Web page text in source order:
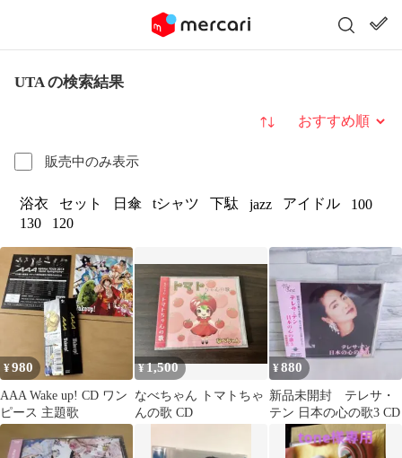
UTA の検索結果
販売中のみ表示
並び替え
浴衣 セット 日傘 tシャツ 下駄 jazz アイドル
100
130
120
¥980
AAA Wake up! CD ワン
ピース 主題歌
¥1,500
なべちゃん トマトちゃ
んの歌 CD
¥880
新品未開封 テレサ・
テン 日本の心の歌3 CD